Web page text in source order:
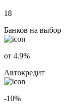
18
Банков на выбор
от 4.9%
Автокредит
-10%